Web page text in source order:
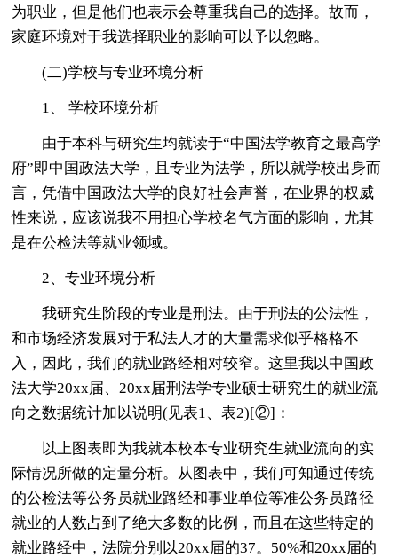
为职业，但是他们也表示会尊重我自己的选择。故而，
家庭环境对于我选择职业的影响可以予以忽略。
(二)学校与专业环境分析
1、 学校环境分析
由于本科与研究生均就读于“中国法学教育之最高学
府”即中国政法大学，且专业为法学，所以就学校出身而
言，凭借中国政法大学的良好社会声誉，在业界的权威
性来说，应该说我不用担心学校名气方面的影响，尤其
是在公检法等就业领域。
2、专业环境分析
我研究生阶段的专业是刑法。由于刑法的公法性，
和市场经济发展对于私法人才的大量需求似乎格格不
入，因此，我们的就业路经相对较窄。这里我以中国政
法大学20xx届、20xx届刑法学专业硕士研究生的就业流
向之数据统计加以说明(见表1、表2)[②]：
以上图表即为我就本校本专业研究生就业流向的实
际情况所做的定量分析。从图表中，我们可知通过传统
的公检法等公务员就业路经和事业单位等准公务员路径
就业的人数占到了绝大多数的比例，而且在这些特定的
就业路经中，法院分别以20xx届的37。50%和20xx届的